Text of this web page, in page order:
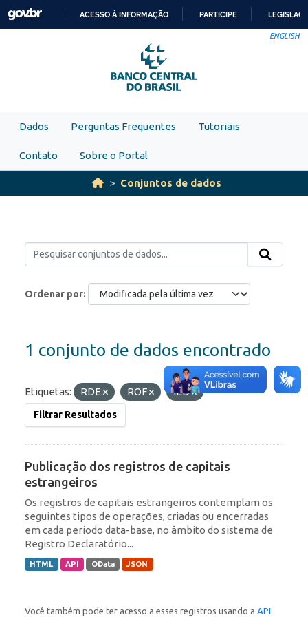
Skip to main content
PARA
O
CONTEÚDO
ACESSO À INFORMAÇÃO PARTICIPE
ENGLISH
Dados Perguntas Frequentes Tutoriais
Contato Sobre o Portal
Conjuntos de dados
Ordenar por
1 conjunto de dados encontrado
Etiquetas: RDE ROF IED
Filtrar Resultados
Publicação dos registros de capitais
estrangeiros
Os registros de capitais estrangeiros contemplam os
seguintes tipos de operações, criadas ou encerradas
em cada período data-base, no âmbito do sistema de
Registro Declaratório...
HTML API OData JSON
Você também pode ter acesso a esses registros usando a API